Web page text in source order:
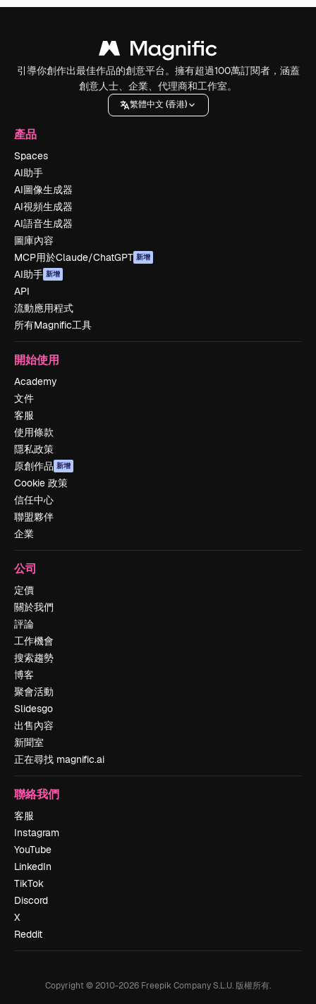
引導你創作出最佳作品的創意平台。擁有超過100萬訂閱者，涵蓋
創意人士、企業、代理商和工作室。
繁體中文 (香港)
產品
Spaces
AI助手
AI圖像生成器
AI視頻生成器
AI語音生成器
圖庫內容
MCP用於Claude/ChatGPT 新增
AI助手 新增
API
流動應用程式
所有Magnific工具
開始使用
Academy
文件
客服
使用條款
隱私政策
原創作品 新增
Cookie 政策
信任中心
聯盟夥伴
企業
公司
定價
關於我們
評論
工作機會
搜索趨勢
博客
聚會活動
Slidesgo
出售內容
新聞室
正在尋找 magnific.ai
聯絡我們
客服
Instagram
YouTube
LinkedIn
TikTok
Discord
X
Reddit
Copyright © 2010-2026 Freepik Company S.L.U. 版權所有.